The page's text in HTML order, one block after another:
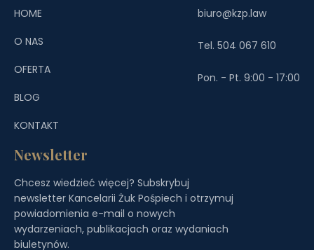
biuro@kzp.law
Tel. 504 067 610
Pon. - Pt. 9:00 - 17:00
HOME
O NAS
OFERTA
BLOG
KONTAKT
Newsletter
Chcesz wiedzieć więcej? Subskrybuj
newsletter Kancelarii Żuk Pośpiech i otrzymuj
powiadomienia e-mail o nowych
wydarzeniach, publikacjach oraz wydaniach
biuletynów.